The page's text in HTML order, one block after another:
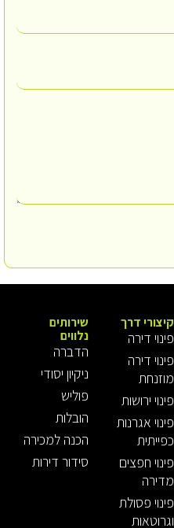
קיצורי דרך
פינוי דירה
פינוי דירה
מוזנחת
פינוי ירושות
פינוי אגרנות
כפייתית
פינוי חפצים
מדירה
פינוי פסולת
וגרוטאות
שירותים
נלווים
הדברה
ניקיון יסודי
פוליש
הובלות
הכנה למכירה
סידור דירות